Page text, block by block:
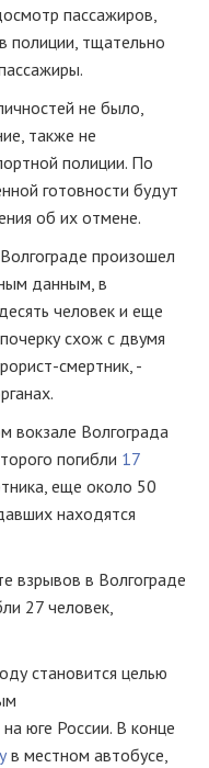
пассажиров,
полиции, тщательно
не было,
также не
полиции. По
готовности будут
об их отмене.
произошел
данным, в
человек и еще
схож с двумя
смертник, -
вокзале Волгограда
погибли 17
, еще около 50
находятся
взрывов в Волгограде
27 человек,
становится целью
юге России. В конце
в местном автобусе,